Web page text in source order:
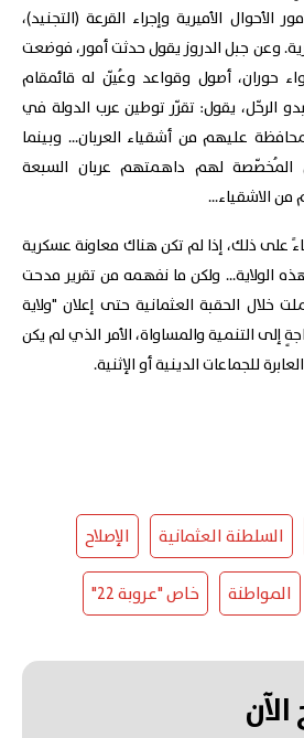
الأميرية وإجراء القرعة (التجنيد)،
وعن جبل الدروز يقول حدثت أمور، فوضعت
حوران، أصول وقواعد وعُيّن له قائمقام
الرحّل، يقول: تقرّر توطين عرب الدولة في
عليهم من أشقياء العربان... وبينما
المُخصّصة لهم داهمتهم عربان السبعة
من الاشقياء...
على ذلك، إذا لم تكن هناك معاونة عسكرية
الولاية... ولكن ما نفهمه من تقرير مدحت
خلال الحقبة العثمانية حتى إعلان "ولاية
كانت بحاجةٍ إلى التنمية والمساواة، الأمر الذي لم يكن
للجماعات الدينية أو الإثنية.
السلطنة العثمانية الإصلاح
المواطنة خاص "عروبة 22"